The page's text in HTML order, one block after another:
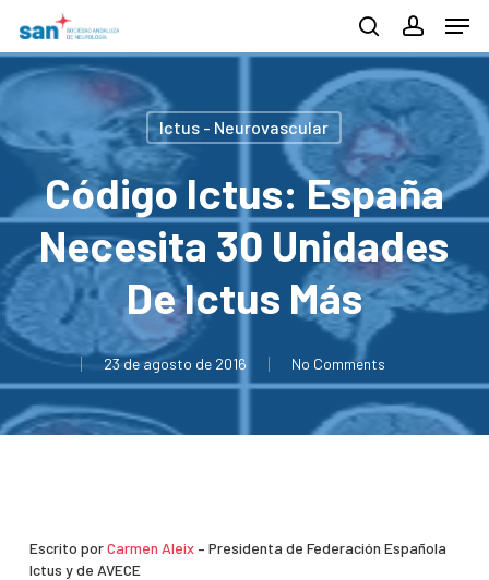
to
main
content
searchaccount
Menu
Ictus - Neurovascular
Código Ictus: España
Necesita 30 Unidades
De Ictus Más
23 de agosto de 2016 No Comments
Escrito porCarmen Aleix– Presidenta de Federación Española
Ictus y de AVECE
Close
Menu